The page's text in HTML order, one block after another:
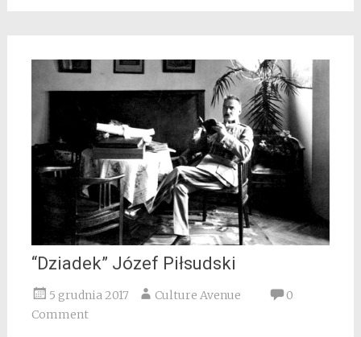
“Dziadek” Józef Piłsudski
5 grudnia 2017 Culture Avenue
0
Comment